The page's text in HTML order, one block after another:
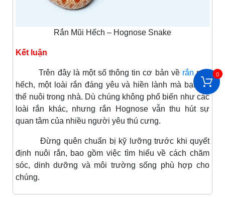
Rắn Mũi Hếch – Hognose Snake
Kết luận
Trên đây là một số thông tin cơ bản về rắn mũi
hếch, một loài rắn đáng yêu và hiền lành mà bạn có
thể nuôi trong nhà. Dù chúng không phổ biến như các
loài rắn khác, nhưng rắn Hognose vẫn thu hút sự
quan tâm của nhiều người yêu thú cưng.
Đừng quên chuẩn bị kỹ lưỡng trước khi quyết
định nuôi rắn, bao gồm việc tìm hiểu về cách chăm
sóc, dinh dưỡng và môi trường sống phù hợp cho
chúng.
0